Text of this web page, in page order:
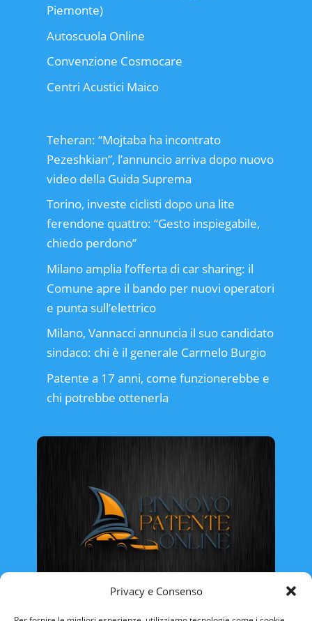
Privacy e Consenso
Piemonte)
Autoscuola Online
Convenzione Cosmocare
Centri Acustici Maico
Teheran: “Mojtaba ha incontrato
Pezeshkian”, l’annuncio arriva dopo nuovo
video della Guida Suprema
Torino, investe ciclisti dopo una lite
ferendone quattro: “Gesto inspiegabile,
chiedo perdono”
Milano amplia l’offerta di car sharing: il
Comune apre il bando per nuovi operatori
e punta sull’elettrico
Milano, Vannacci annuncia il suo candidato
sindaco: chi è il generale Carmelo Burgio
Patente a 17 anni, come funzionerebbe e
chi potrebbe ottenerla